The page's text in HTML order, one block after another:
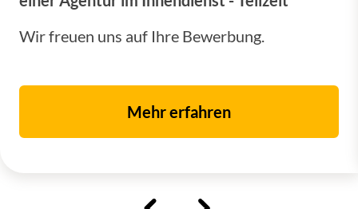
Wir freuen uns auf Ihre Bewerbung.
Mehr erfahren